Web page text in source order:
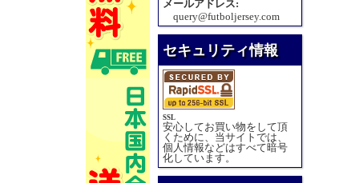
メールアドレス:
query@futboljersey.com
セキュリティ情報
SSL
安心してお買い物をして頂
くために、当サイトでは、
個人情報などはすべて暗号
化しています。